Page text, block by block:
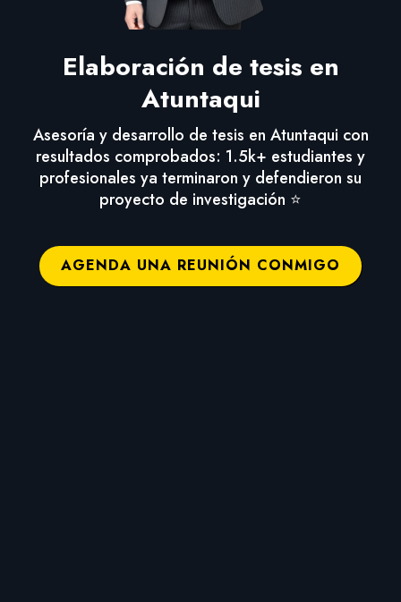
Elaboración de tesis en
Atuntaqui
Asesoría y desarrollo de tesis en Atuntaqui con
resultados comprobados: 1.5k+ estudiantes y
profesionales ya terminaron y defendieron su
proyecto de investigación ⭐
AGENDA UNA REUNIÓN CONMIGO